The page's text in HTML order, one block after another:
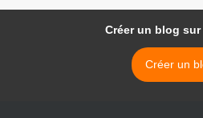
Créer un blog
Créer un